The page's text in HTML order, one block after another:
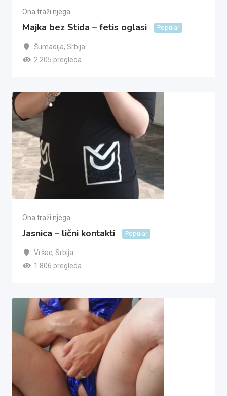
Ona traži njega
Majka bez Stida – fetis oglasi Popular
Šumadija, Srbija
2.205 pregleda
Ona traži njega
Jasnica – lični kontakti Popular
Vršac, Srbija
1.806 pregleda